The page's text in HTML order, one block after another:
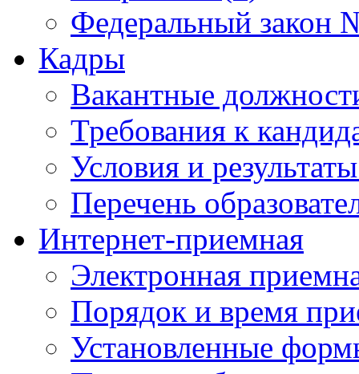
Федеральный закон
Кадры
Вакантные
Требования к
Условия и
Перечень
Интернет-приемная
Электронная
Порядок и время
Установленные